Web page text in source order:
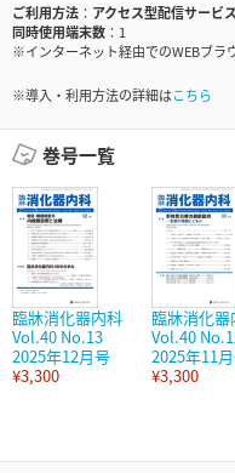
ご利用方法
アクセス型配信サービ
同時使用端末数
1
※インターネット経由でのWEBブラ
※導入・利用方法の詳細はこちら
巻号一覧
臨牀消化器内科
Vol.40 No.13
2025年12月号
¥3,300
臨牀消化器
Vol.40
2025年11
¥3,300